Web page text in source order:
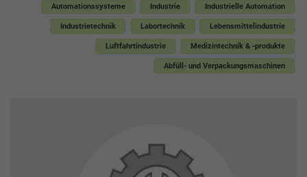
Automationssysteme Industrie Industrielle Automation
Industrietechnik Labortechnik Lebensmittelindustrie
Luftfahrtindustrie Medizintechnik & -produkte
Abfüll- und Verpackungsmaschinen